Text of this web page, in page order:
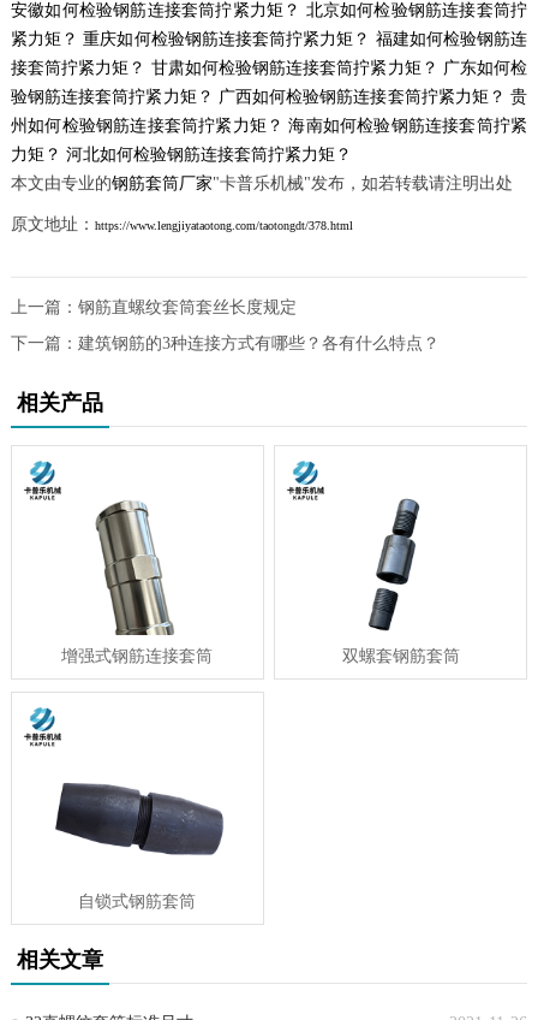
安徽如何检验钢筋连接套筒拧紧力矩？ 北京如何检验钢筋连接套筒拧
紧力矩？ 重庆如何检验钢筋连接套筒拧紧力矩？ 福建如何检验钢筋连
接套筒拧紧力矩？ 甘肃如何检验钢筋连接套筒拧紧力矩？ 广东如何检
验钢筋连接套筒拧紧力矩？ 广西如何检验钢筋连接套筒拧紧力矩？ 贵
州如何检验钢筋连接套筒拧紧力矩？ 海南如何检验钢筋连接套筒拧紧
力矩？ 河北如何检验钢筋连接套筒拧紧力矩？
本文由专业的钢筋套筒厂家"卡普乐机械"发布，如若转载请注明出处
原文地址： https://www.lengjiyataotong.com/taotongdt/378.html
上一篇： 钢筋直螺纹套筒套丝长度规定
下一篇： 建筑钢筋的3种连接方式有哪些？各有什么特点？
相关产品
增强式钢筋连接套筒 双螺套钢筋套筒
自锁式钢筋套筒
相关文章